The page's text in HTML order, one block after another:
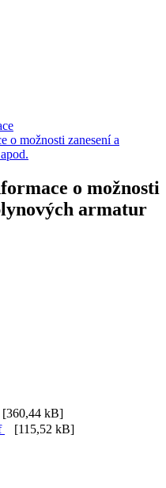
o možnosti zanesení a
o možnosti
armatur
[360,44 kB]
[115,52 kB]